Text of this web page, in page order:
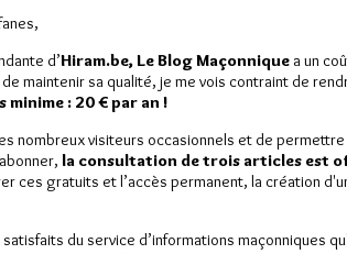
d’Hiram.be, Le Blog Maçonnique a un
maintenir sa qualité, je me vois contraint de
minime : 20 € par an !
nombreux visiteurs occasionnels et de
la consultation de trois articles est
ces gratuits et l’accès permanent, la création
du service d’informations maçonniques